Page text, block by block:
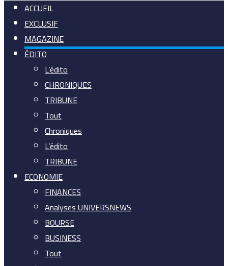
ACCUEIL
EXCLUSIF
MAGAZINE
ÉDITO
L’édito
CHRONIQUES
TRIBUNE
Tout
Chroniques
L’édito
TRIBUNE
ECONOMIE
FINANCES
Analyses UNIVERSNEWS
BOURSE
BUSINESS
Tout